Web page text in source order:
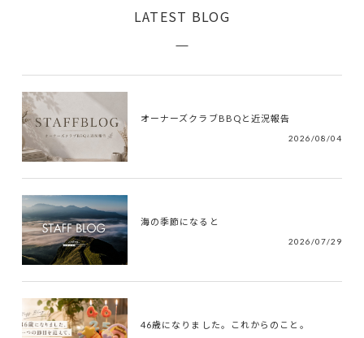
LATEST BLOG
オーナーズクラブBBQと近況報告
2026/08/04
海の季節になると
2026/07/29
46歳になりました。これからのこと。